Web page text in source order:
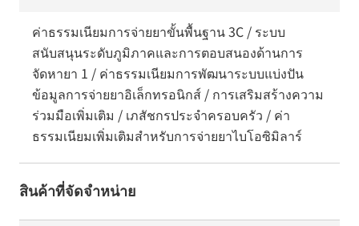
ค่าธรรมเนียมการจ่ายยาขั้นพื้นฐาน 3C / ระบบ
สนับสนุนระดับภูมิภาคและการตอบสนองด้านการ
จัดหายา 1 / ค่าธรรมเนียมการพัฒนาระบบแบ่งปัน
ข้อมูลการจ่ายยาอิเล็กทรอนิกส์ / การเสริมสร้างความ
ร่วมมือเพิ่มเติม / เภสัชกรประจำครอบครัว / ค่า
ธรรมเนียมเพิ่มเติมสำหรับการจ่ายยาไบโอซิมิลาร์
สินค้าที่จัดจำหน่าย